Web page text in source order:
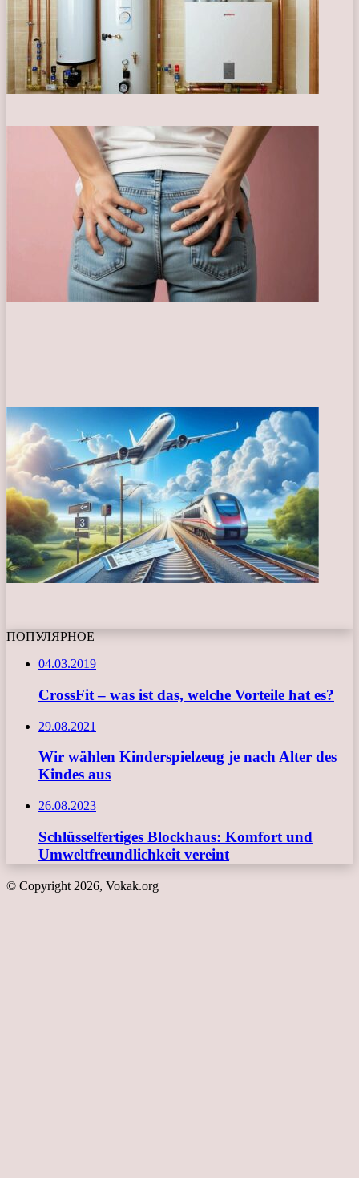
ПОПУЛЯРНОЕ
04.03.2019
CrossFit – was ist das, welche Vorteile hat es?
29.08.2021
Wir wählen Kinderspielzeug je nach Alter des
Kindes aus
26.08.2023
Schlüsselfertiges Blockhaus: Komfort und
Umweltfreundlichkeit vereint
© Copyright 2026, Vokak.org